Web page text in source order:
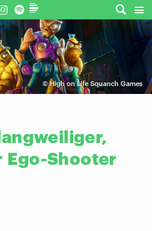
©High on Life Squanch Games
Ego-Shooter